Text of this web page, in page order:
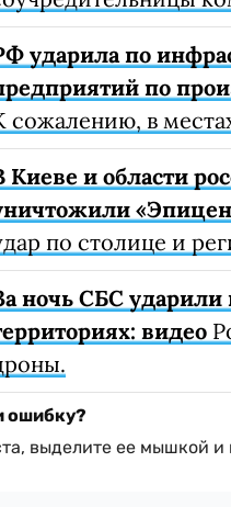
ударила по
по
сожалению, в
Киеве и области
по столице и
ночь СБС ударили
видео
ошибку?
выделите ее мышкой